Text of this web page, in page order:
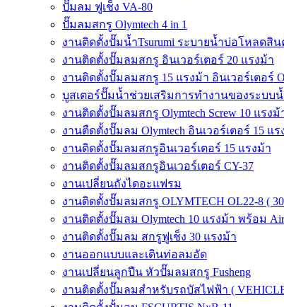
ปั๊มลม ฟูเช็ง VA-80
ปั๊มลมสกรู Olymtech 4 in 1
งานติดตั้งปั๊มน้ำTsurumi ระบายน้ำบ่อโหลดสิน
งานติดตั้งปั๊มลมสกรู อินเวอร์เตอร์ 20 แรงม้า
งานติดตั้งปั๊มลมสกรู 15 แรงม้า อินเวอร์เตอร์
บูสเตอร์ปั๊มน้ำช่วยเสริมการทำงานของระบบ
งานติดตั้งปั๊มลมสกรู Olymtech Screw 10 แรงม้
งานตืดตั้งปั๊มลม Olymtech อินเวอร์เตอร์ 15 แร
งานติดตั้งปั๊มลมสกรูอินเวอร์เตอร์ 15 แรงม้า
งานติดตั้งปั๊มลมสกรูอินเวอร์เตอร์ CY-37
งานเปลี่ยนถังไดอะแฟรม
งานติดตั้งปั๊มลมสกรู OLYMTECH OL22-8 (
งานติดตั้งปั๊มลม Olymtech 10 แรงม้า พร้อม
งานติดตั้งปั๊มลม สกรูฟูเช็ง 30 แรงม้า
งานออกแบบและเดินท่อลมอัด
งานเปลี่ยนลูกปืน หัวปั๊มลมสกรู Fusheng
งานติดตั้งปั๊มลมสำหรับรถบัสไฟฟ้า (